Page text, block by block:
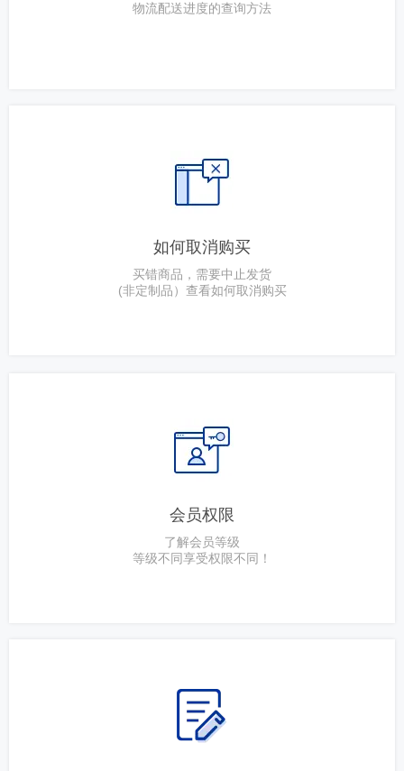
物流配送进度的查询方法
如何取消购买
买错商品，需要中止发货
(非定制品）查看如何取消购买
会员权限
了解会员等级
等级不同享受权限不同！